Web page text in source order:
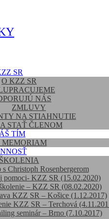
SR
O KZZ SR
NÁS
ZMLUVY
NA STIAHNUTIE
STAŤ ČLENOM
TÍM
MEMORIAM
ŠKOLENIA
s Christoph Rosenbergerom
pomoci- KZZ SR (15.02.2020)
– KZZ SR (08.02.2020)
KZZ SR – Košice (1.12.2017)
KZZ SR – Terchová
seminár – Brno (7.10.2017)